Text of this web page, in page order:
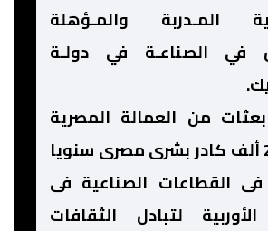
المـدربة والمـؤهلة
في الصناعـة في دولـة
من العمالة المصرية
بنحو 20 ألف كادر بشرى مصرى سنويا
القطاعات الصناعية فى
لتبادل الثقافات